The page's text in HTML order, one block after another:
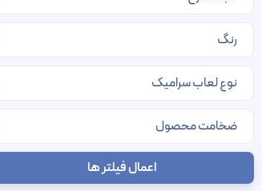
اعمال فیلتر ها